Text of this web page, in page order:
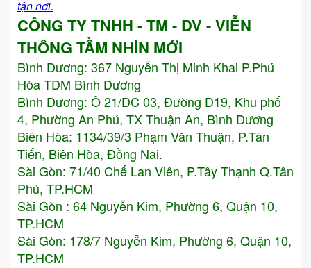
tận nơi.
CÔNG TY TNHH - TM - DV - VIỄN
THÔNG TẦM NHÌN MỚI
Bình Dương: 367 Nguyễn Thị Minh Khai P.Phú
Hòa TDM Bình Dương
Bình Dương: Ô 21/DC 03, Đường D19, Khu phố
4, Phường An Phú, TX Thuận An, Bình Dương
Biên Hòa: 1134/39/3 Phạm Văn Thuận, P.Tân
Tiến, Biên Hòa, Đồng Nai.
Sài Gòn: 71/40 Chế Lan Viên, P.Tây Thạnh Q.Tân
Phú, TP.HCM
Sài Gòn : 64 Nguyễn Kim, Phường 6, Quận 10,
TP.HCM
Sài Gòn: 178/7 Nguyễn Kim, Phường 6, Quận 10,
TP.HCM